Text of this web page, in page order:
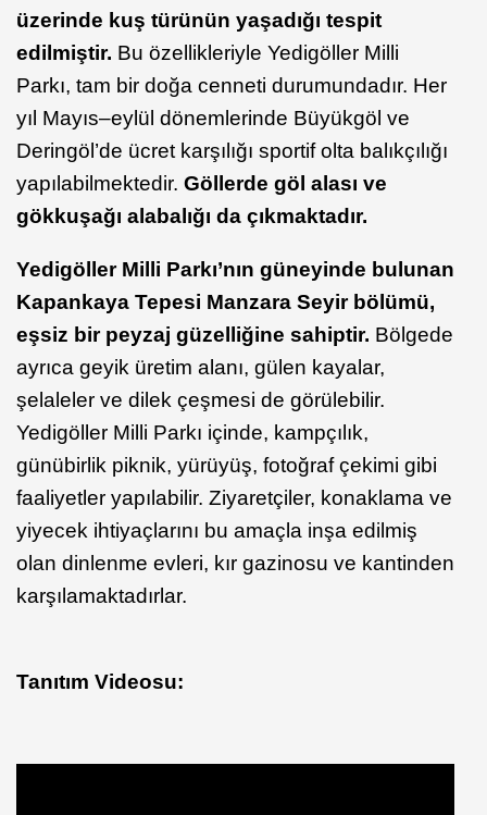
üzerinde kuş türünün yaşadığı tespit
edilmiştir. Bu özellikleriyle Yedigöller Milli
Parkı, tam bir doğa cenneti durumundadır. Her
yıl Mayıs–eylül dönemlerinde Büyükgöl ve
Deringöl’de ücret karşılığı sportif olta balıkçılığı
yapılabilmektedir. Göllerde göl alası ve
gökkuşağı alabalığı da çıkmaktadır.
Yedigöller Milli Parkı’nın güneyinde bulunan
Kapankaya Tepesi Manzara Seyir bölümü,
eşsiz bir peyzaj güzelliğine sahiptir. Bölgede
ayrıca geyik üretim alanı, gülen kayalar,
şelaleler ve dilek çeşmesi de görülebilir.
Yedigöller Milli Parkı içinde, kampçılık,
günübirlik piknik, yürüyüş, fotoğraf çekimi gibi
faaliyetler yapılabilir. Ziyaretçiler, konaklama ve
yiyecek ihtiyaçlarını bu amaçla inşa edilmiş
olan dinlenme evleri, kır gazinosu ve kantinden
karşılamaktadırlar.
Tanıtım Videosu: